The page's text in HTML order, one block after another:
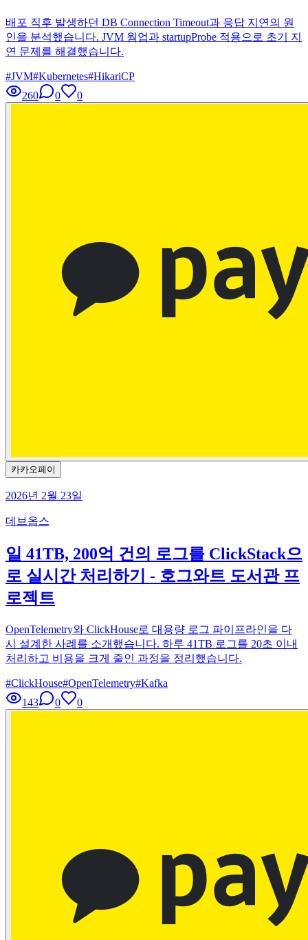
배포 직후 발생하던 DB Connection Timeout과 응답 지연의 원
인을 분석했습니다. JVM 웜업과 startupProbe 적용으로 초기 지
연 문제를 해결했습니다.
#JVM#Kubernetes#HikariCP
260
0 0
카카오페이
2026년 2월 23일
데브옵스
일 41TB, 200억 건의 로그를 ClickStack으
로 실시간 처리하기 - 호그와트 도서관 프
로젝트
OpenTelemetry와 ClickHouse로 대용량 로그 파이프라인을 다
시 설계한 사례를 소개했습니다. 하루 41TB 로그를 20초 이내
처리하고 비용을 크게 줄인 과정을 정리했습니다.
#ClickHouse#OpenTelemetry#Kafka
143
0 0